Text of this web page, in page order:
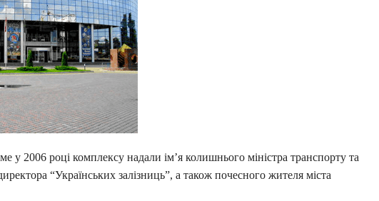
у 2006 році комплексу надали ім’я колишнього міністра транспорту та
“Українських залізниць”, а також почесного жителя міста